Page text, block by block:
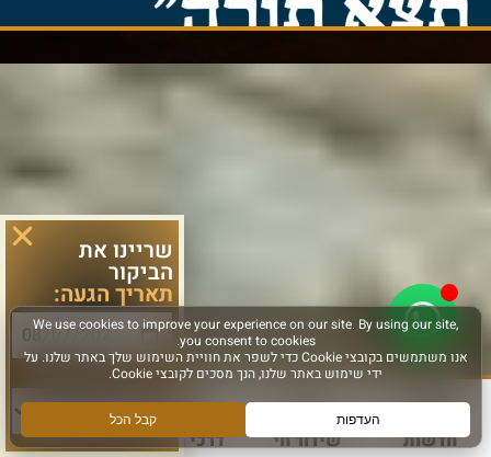
חדשות שידור חי דרכי הגעה עוד
שריינו את
הביקור
תאריך הגעה:
סוג פעילות: